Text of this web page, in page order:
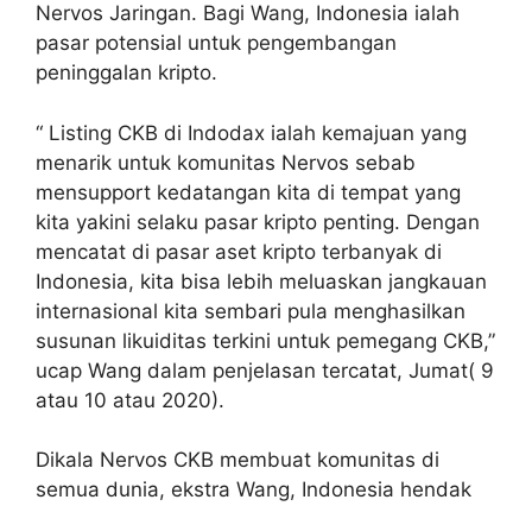
Nervos Jaringan. Bagi Wang, Indonesia ialah
pasar potensial untuk pengembangan
peninggalan kripto.
“ Listing CKB di Indodax ialah kemajuan yang
menarik untuk komunitas Nervos sebab
mensupport kedatangan kita di tempat yang
kita yakini selaku pasar kripto penting. Dengan
mencatat di pasar aset kripto terbanyak di
Indonesia, kita bisa lebih meluaskan jangkauan
internasional kita sembari pula menghasilkan
susunan likuiditas terkini untuk pemegang CKB,”
ucap Wang dalam penjelasan tercatat, Jumat( 9
atau 10 atau 2020).
Dikala Nervos CKB membuat komunitas di
semua dunia, ekstra Wang, Indonesia hendak